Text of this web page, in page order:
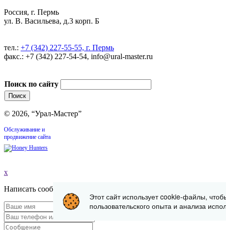
Россия, г. Пермь
ул. В. Васильева, д.3 корп. Б
тел.: +7 (342) 227-55-55, г. Пермь
факс.: +7 (342) 227-54-54, info@ural-master.ru
Поиск по сайту
© 2026, “Урал-Мастер”
Обслуживание и
продвижение сайта
x
Написать сообщение
Этот сайт использует cookie-файлы,
пользовательского опыта и анализа